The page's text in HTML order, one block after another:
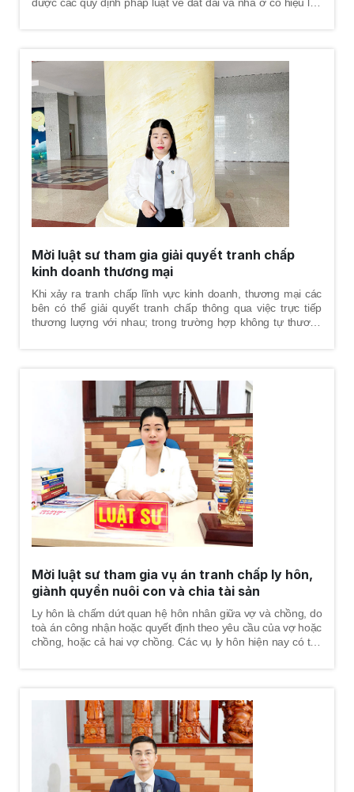
quyền và lợi ích hợp pháp cho khách hàng. Luật sư sẽ giúp
khách hàng xem xét thời hiệu khởi kiện, đánh giá điều kiện
khởi kiện, xem xét tư cách chủ thể và soạn đơn khởi kiện gửi
đến tòa án có thẩm quyền, tiến hành thu thập chứng cứ, tư
vấn về án phí, kiểm tra đánh giá chứng cứ để trình trước tòa,
soạn thảo đơn từ và các giấy tờ cần thiết khác cho đương
sự, làm việc với cơ quan tố tụng, tranh tụng tại phiên tòa án
các cấp.
Mời luật sư tham gia giải quyết tranh chấp
kinh doanh thương mại
Khi xảy ra tranh chấp lĩnh vực kinh doanh, thương mại các
bên có thể giải quyết tranh chấp thông qua việc trực tiếp
thương lượng với nhau; trong trường hợp không tự thương
tòa án. Riêng đối với hình thức giải quyết tranh chấp thông
qua cơ quan trọng tài thương mại hoặc cơ quan tòa án phải
tuân thủ những yêu cầu và điều kiện nhất định, để được thụ
lý giải quyết theo quy định pháp luật về tố tụng trọng tài và
pháp luật về tố tụng dân sự.
Mời luật sư tham gia vụ án tranh chấp ly hôn,
giành quyền nuôi con và chia tài sản
Ly hôn là chấm dứt quan hệ hôn nhân giữa vợ và chồng, do
toà án công nhận hoặc quyết định theo yêu cầu của vợ hoặc
chồng, hoặc cả hai vợ chồng. Các vụ ly hôn hiện nay có thể
vợ chồng tự thỏa thuận và thống nhất được vấn đề này,
nhưng lại không tự thỏa thuận và thống nhất được vấn đề
khác. Vì vậy, những vấn đề nào vợ và chồng không tự thỏa
thuận - thống nhất được thì sẽ nhờ tòa án giải quyết tranh
chấp theo quy định pháp luật. Việc mời luật sư tham gia vụ
án nhằm tư vấn, bảo vệ tốt nhất quyền và lợi ích hợp pháp
cho khách hàng là điều hết sức cần thiết.